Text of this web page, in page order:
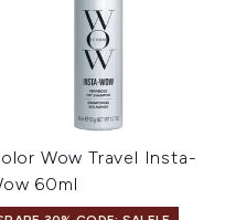
Wow Travel Insta-
60ml